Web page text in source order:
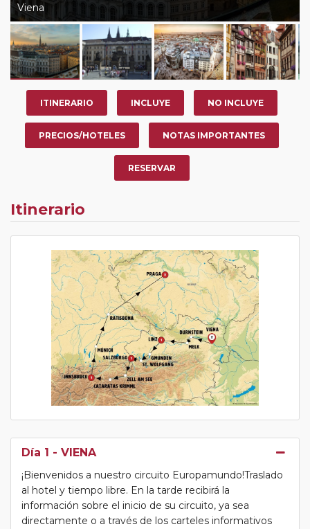
Pasajero Club:este circuito, en cualquier época del
año, ofrece a los pasajeros que ya hayan viajado con
nosotros en los últimos 3 años y que pertenezcan a
nuestro Club de Pasajeros (cuya obtención se realiza
tras rellenar el cuestionario de satisfacción en "Mi viaje")
o los que estén en luna de miel contarán con un
descuento del 5%.
Viena
ITINERARIO INCLUYE NO INCLUYE
PRECIOS/HOTELES NOTAS IMPORTANTES
RESERVAR
Itinerario
Día 1 - VIENA
¡Bienvenidos a nuestro circuito Europamundo!Traslado
al hotel y tiempo libre. En la tarde recibirá la
información sobre el inicio de su circuito, ya sea
directamente o a través de los carteles informativos